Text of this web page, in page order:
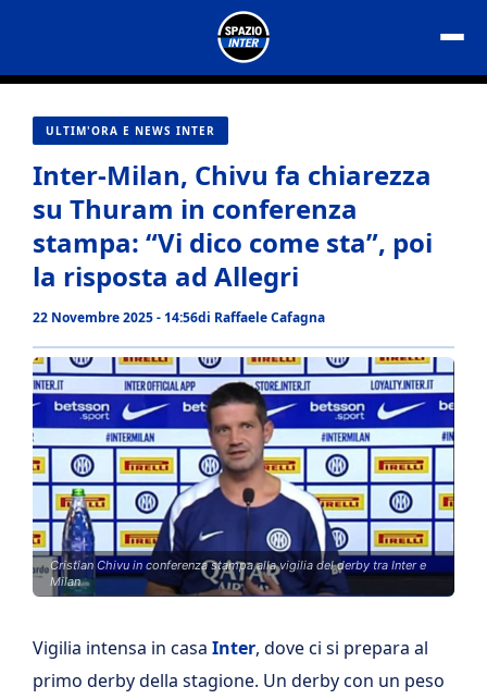
contenuto
ULTIM'ORA E NEWS INTER
Inter-Milan, Chivu fa chiarezza
su Thuram in conferenza
stampa: “Vi dico come sta”, poi
la risposta ad Allegri
22 Novembre 2025 - 14:56di Raffaele Cafagna
Cristian Chivu in conferenza stampa alla vigilia del derby tra Inter e
Milan
Vigilia intensa in casa Inter, dove ci si prepara al
primo derby della stagione. Un derby con un peso